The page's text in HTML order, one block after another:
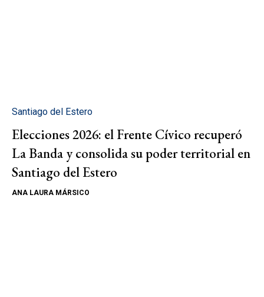
Santiago del Estero
Elecciones 2026: el Frente Cívico recuperó
La Banda y consolida su poder territorial en
Santiago del Estero
ANA LAURA MÁRSICO